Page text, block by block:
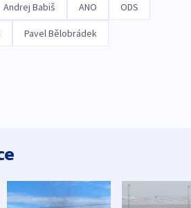
Andrej Babiš ANO ODS
Pavel Bělobrádek